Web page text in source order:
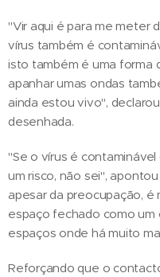
"Vir aqui é para me meter
vírus também é
isto também é uma forma
apanhar umas ondas
ainda estou vivo",
desenhada.
"Se o vírus é
um risco, não sei",
apesar da preocupação, é
espaço fechado como
espaços onde há muito
Reforçando que o